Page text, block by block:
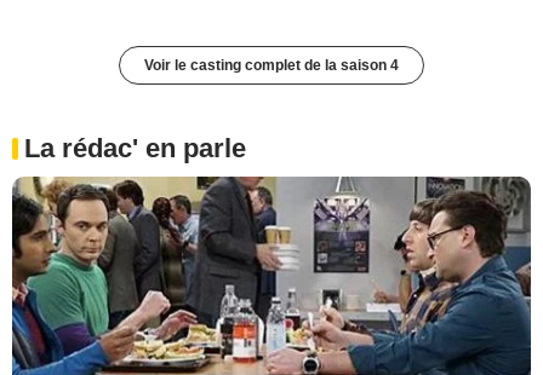
Voir le casting complet de la saison 4
La rédac' en parle